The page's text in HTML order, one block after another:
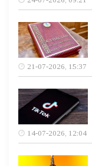
21-07-2026, 15:37
14-07-2026, 12:04